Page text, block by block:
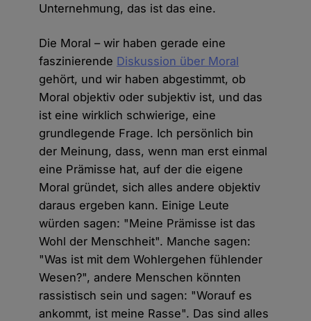
Unternehmung, das ist das eine.
Die Moral – wir haben gerade eine
faszinierende Diskussion über Moral
gehört, und wir haben abgestimmt, ob
Moral objektiv oder subjektiv ist, und das
ist eine wirklich schwierige, eine
grundlegende Frage. Ich persönlich bin
der Meinung, dass, wenn man erst einmal
eine Prämisse hat, auf der die eigene
Moral gründet, sich alles andere objektiv
daraus ergeben kann. Einige Leute
würden sagen: "Meine Prämisse ist das
Wohl der Menschheit". Manche sagen:
"Was ist mit dem Wohlergehen fühlender
Wesen?", andere Menschen könnten
rassistisch sein und sagen: "Worauf es
ankommt, ist meine Rasse". Das sind alles